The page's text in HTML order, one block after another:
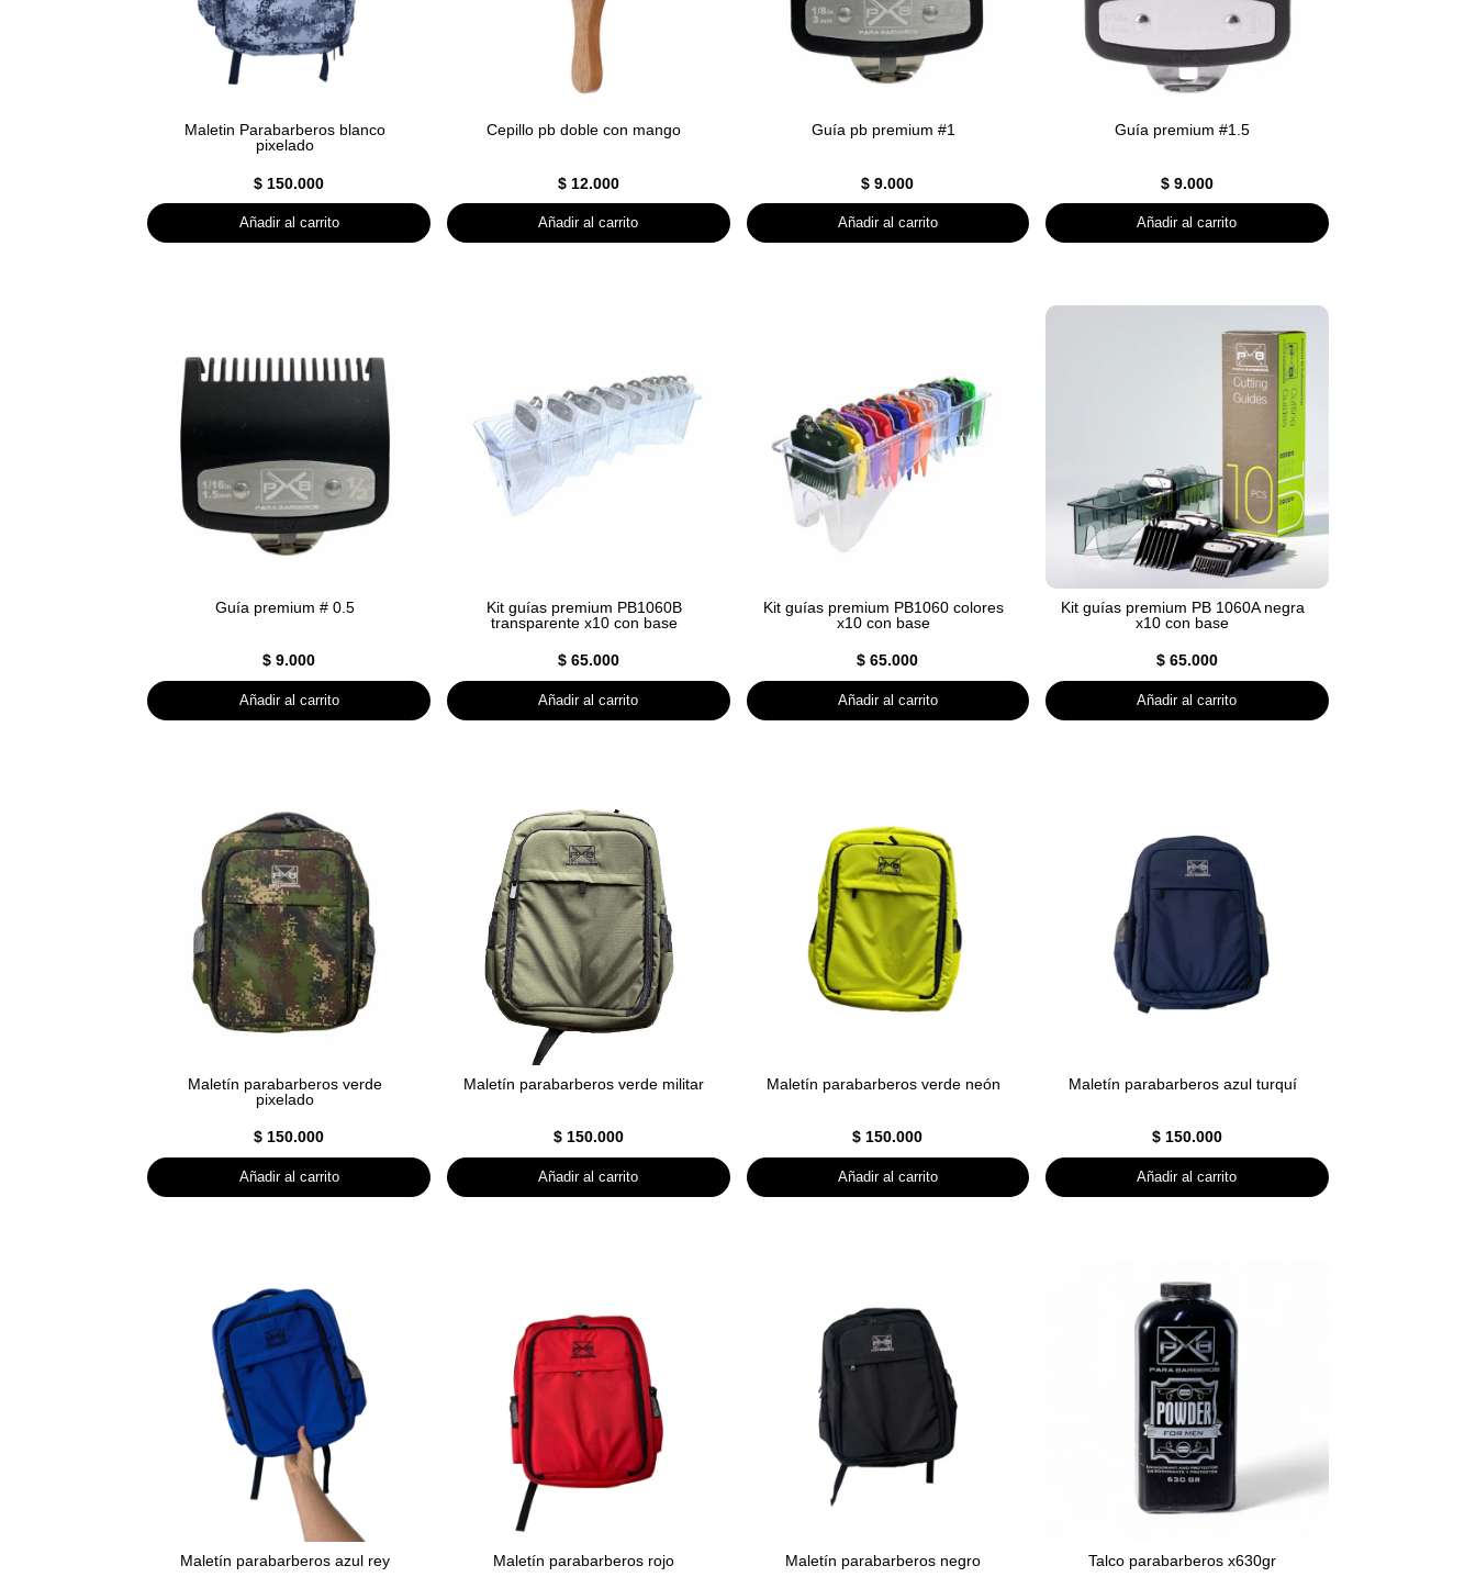
Maletin Parabarberos blanco
pixelado
$ 150.000
Añadir al carrito
Cepillo pb doble con mango
$12.000
Añadir al carrito
Guía pb premium #1
$ 9.000
Añadir al carrito
Guía premium #1.5
$9.000
Añadir al carrito
Guía premium # 0.5
$ 9.000
Añadir al carrito
Kit guías premium PB1060B
transparente x10 con base
$65.000
Añadir al carrito
Kit guías premium PB1060 colores
x10 con base
$ 65.000
Añadir al carrito
Kit guías premium PB 1060A negra
x10 con base
$65.000
Añadir al carrito
Maletín parabarberos verde
pixelado
$ 150.000
Añadir al carrito
Maletín parabarberos verde militar
$150.000
Añadir al carrito
Maletín parabarberos verde neón
$ 150.000
Añadir al carrito
Maletín parabarberos azul turquí
$150.000
Añadir al carrito
Maletín parabarberos azul rey Maletín parabarberos rojo Maletín parabarberos negro Talco parabarberos x630gr